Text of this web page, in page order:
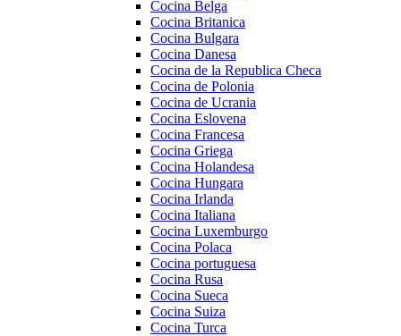
Cocina Belga
Cocina Britanica
Cocina Bulgara
Cocina Danesa
Cocina de la Republica Checa
Cocina de Polonia
Cocina de Ucrania
Cocina Eslovena
Cocina Francesa
Cocina Griega
Cocina Holandesa
Cocina Hungara
Cocina Irlanda
Cocina Italiana
Cocina Luxemburgo
Cocina Polaca
Cocina portuguesa
Cocina Rusa
Cocina Sueca
Cocina Suiza
Cocina Turca